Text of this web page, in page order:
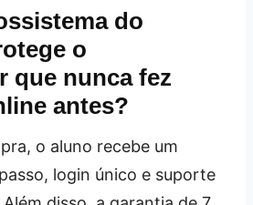
do
o
que nunca fez
antes?
o aluno recebe um
login único e suporte